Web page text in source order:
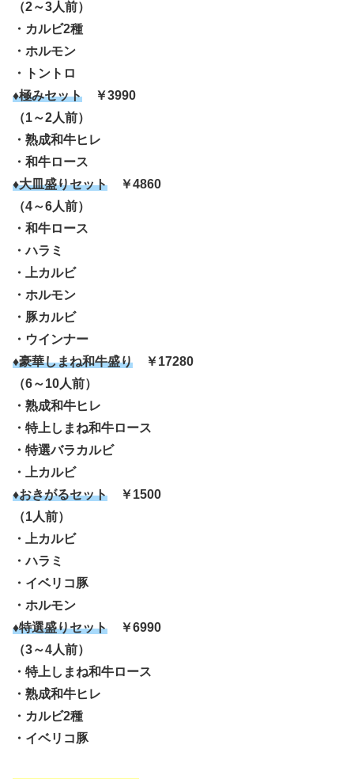
（2～3人前）
・カルビ2種
・ホルモン
・トントロ
♦極みセット ￥3990
（1～2人前）
・熟成和牛ヒレ
・和牛ロース
♦大皿盛りセット ￥4860
（4～6人前）
・和牛ロース
・ハラミ
・上カルビ
・ホルモン
・豚カルビ
・ウインナー
♦豪華しまね和牛盛り ￥17280
（6～10人前）
・熟成和牛ヒレ
・特上しまね和牛ロース
・特選バラカルビ
・上カルビ
♦おきがるセット ￥1500
（1人前）
・上カルビ
・ハラミ
・イベリコ豚
・ホルモン
♦特選盛りセット ￥6990
（3～4人前）
・特上しまね和牛ロース
・熟成和牛ヒレ
・カルビ2種
・イベリコ豚